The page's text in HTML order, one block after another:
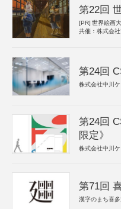
第22回
[PR] 世界絵画
共催：株式会
第24回
株式会社中川
第24回
限定》
株式会社中川
第71回
漢字のまち喜